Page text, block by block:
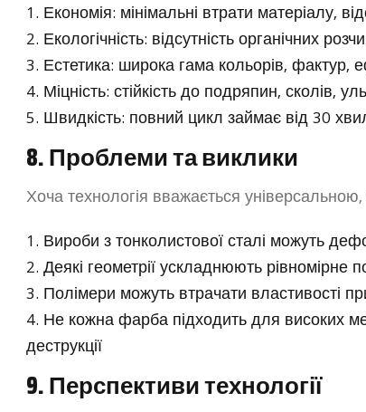
Економія: мінімальні втрати матеріалу,
Екологічність: відсутність органічних
Естетика: широка гама кольорів, фактур,
Міцність: стійкість до подряпин, сколів,
Швидкість: повний цикл займає від 30
8. Проблеми та виклики
Хоча технологія вважається
Вироби з тонколистової сталі можуть
Деякі геометрії ускладнюють рівномірне
Полімери можуть втрачати властивості
Не кожна фарба підходить для високих
деструкції
9. Перспективи технології